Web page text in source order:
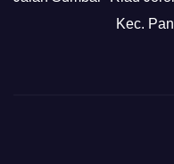
Kec.